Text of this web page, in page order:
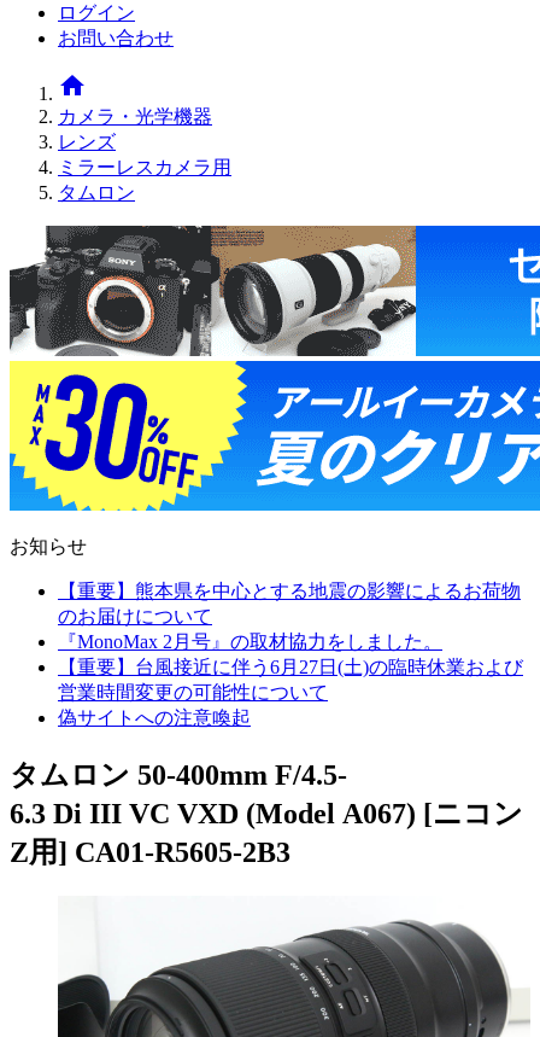
ログイン
お問い合わせ
home
カメラ・光学機器
レンズ
ミラーレスカメラ用
タムロン
お知らせ
【重要】熊本県を中心とする地震の影響によるお荷物
のお届けについて
『MonoMax 2月号』の取材協力をしました。
【重要】台風接近に伴う6月27日(土)の臨時休業および
営業時間変更の可能性について
偽サイトへの注意喚起
タムロン 50-400mm F/4.5-
6.3 Di III VC VXD (Model A067) [ニコン
Z用] CA01-R5605-2B3